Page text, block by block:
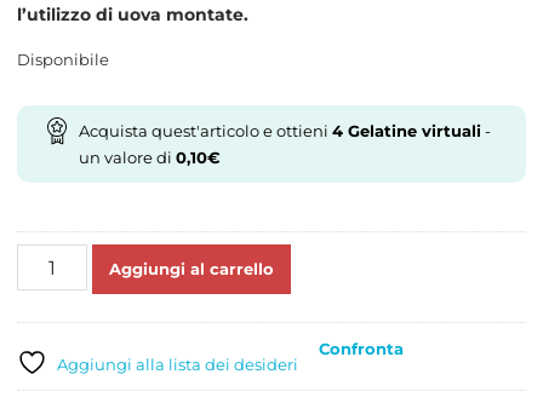
l’utilizzo di uova montate.
Disponibile
Acquista quest'articolo e ottieni 4Gelatine virtuali-
un valore di 0,10€
ALBUME
KG
1
Aggiungi al carrello
Aggiungi alla lista dei desideri
Confronta